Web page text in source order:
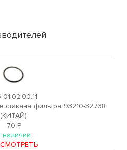
01.02.00.11
стакана фильтра 93210-32738
(КИТАЙ)
70 Р
наличии